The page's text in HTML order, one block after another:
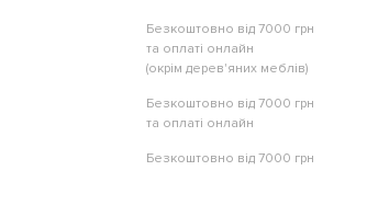
Безкоштовно від 7000 грн
та оплаті онлайн
(окрім дерев'яних меблів)
Безкоштовно від 7000 грн
та оплаті онлайн
Безкоштовно від 7000 грн